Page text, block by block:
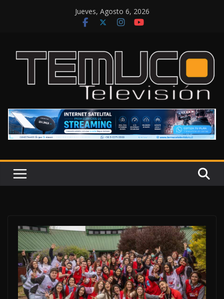
Jueves, Agosto 6, 2026